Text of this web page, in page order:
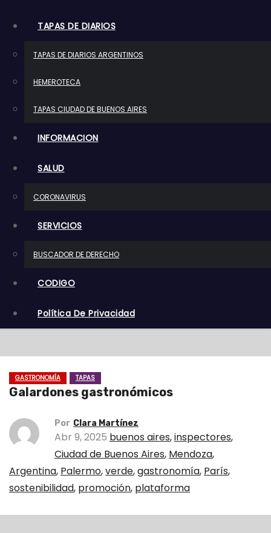
TAPAS DE DIARIOS
TAPAS DE DIARIOS ARGENTINOS
HEMEROTECA
TAPAS CIUDAD DE BUENOS AIRES
INFORMACION
SALUD
CORONAVIRUS
SERVICIOS
BUSCADOR DE DERECHO
CODIGO
Política De Privacidad
GASTRONOMÍA TAPAS
Galardones gastronómicos
Por Clara Martínez
Abr 9, 2025 buenos aires,inspectores,
Ciudad de Buenos Aires, Mendoza,
Argentina, Palermo,verde,gastronomía, París,
sostenibilidad, promoción, plataforma